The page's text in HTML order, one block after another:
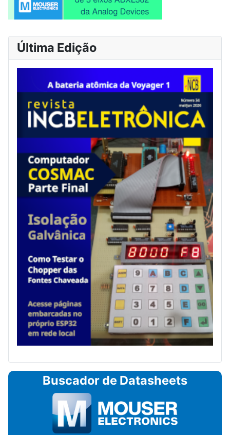
Última Edição
Buscador de Datasheets